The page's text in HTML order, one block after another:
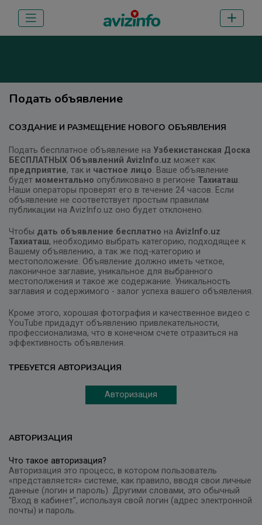
Подать объявление
СОЗДАНИЕ И РАЗМЕЩЕНИЕ НОВОГО ОБЪЯВЛЕНИЯ
Подать бесплатное объявление на Узбекистанская Доска
БЕСПЛАТНЫХ Объявлений AvizInfo.uz может как
предприятие, так и частное лицо. Ваше объявление
будет моментально опубликовано в регионе Тахиаташ.
Наши операторы проверят его в течение 24 часов. Если
объявление не соответствует простым правилам
публикации на AvizInfo.uz оно будет отклонено.
Чтобы дать объявление бесплатно на AvizInfo.uz
Тахиаташ, необходимо выбрать категорию, подходящее к
Вашему объявлению, а так же под-категорию и
местоположение. Объявление должно иметь четкое,
лаконичное заглавие, уникальное для выбранного
местополжения и такое же содержание. Уникальность
заглавия и содержимого - залог успеха вашего объявления.
Кроме этого, хорошая фотография и качественное видео с
YouTube придадут объявлению привлекательности,
профессионализма, что в конечном счете отразиться на
эффективность объявления.
ТРЕБУЕТСЯ АВТОРИЗАЦИЯ
Авторизация
АВТОРИЗАЦИЯ
Что такое авторизация?
Авторизация это процесс, в котором пользователь
«представляется» системе, как правило, вводя свои личные
данные (логин и пароль). Другими словами, это обычный
"Вход в кабинет", используя свой логин (адрес электронной
почты) и пароль.